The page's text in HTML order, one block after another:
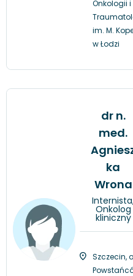
Onkologii i
im. M.
w Łodzi
dr n.
med.
ka
Wrona
Onkolog
kliniczny
Szczecin,